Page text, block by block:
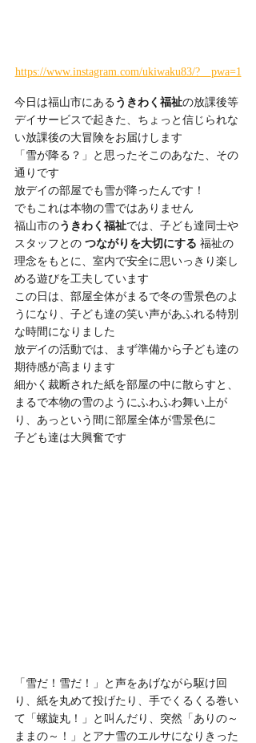
https://www.instagram.com/ukiwaku83/?__pwa=1
今日は福山市にある うきわく福祉の放課後等
デイサービスで起きた、ちょっと信じられな
い放課後の大冒険をお届けします
「雪が降る？」と思ったそこのあなた、その
通りです
放デイの部屋でも雪が降ったんです！
でもこれは本物の雪ではありません
福山市のうきわく福祉では、子ども達同士や
スタッフとの つながりを大切にする 福祉の
理念をもとに、室内で安全に思いっきり楽し
める遊びを工夫しています
この日は、部屋全体がまるで冬の雪景色のよ
うになり、子ども達の笑い声があふれる特別
な時間になりました
放デイの活動では、まず準備から子ども達の
期待感が高まります
細かく裁断された紙を部屋の中に散らすと、
まるで本物の雪のようにふわふわ舞い上が
り、あっという間に部屋全体が雪景色に
子ども達は大興奮です
「雪だ！雪だ！」と声をあげながら駆け回
り、紙を丸めて投げたり、手でくるくる巻い
て「螺旋丸！」と叫んだり、突然「ありの～
ままの～！」とアナ雪のエルサになりきった